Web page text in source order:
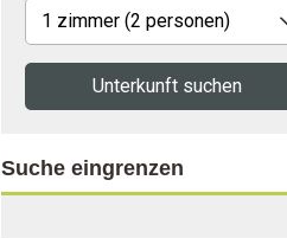
1 zimmer (2 personen)
Unterkunft suchen
Suche eingrenzen